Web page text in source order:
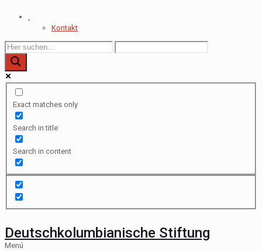
.
Kontakt
Exact matches only
Search in title
Search in content
Deutschkolumbianische Stiftung
Menú